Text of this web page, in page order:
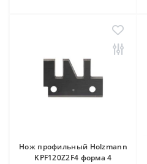
Нож профильный Holzmann
KPF120Z2F4 форма 4